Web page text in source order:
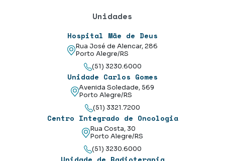
Unidades
Hospital Mãe de Deus
Rua José de Alencar, 286
Porto Alegre/RS
(51) 3230.6000
Unidade Carlos Gomes
Avenida Soledade, 569
Porto Alegre/RS
(51) 3321.7200
Centro Integrado de Oncologia
Rua Costa, 30
Porto Alegre/RS
(51) 3230.6000